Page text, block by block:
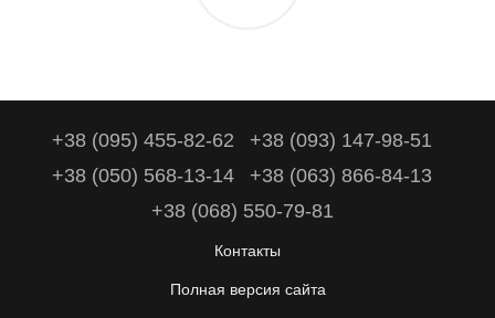
+38 (095) 455-82-62
+38 (093) 147-98-51
+38 (050) 568-13-14
+38 (063) 866-84-13
+38 (068) 550-79-81
Контакты
Полная версия сайта